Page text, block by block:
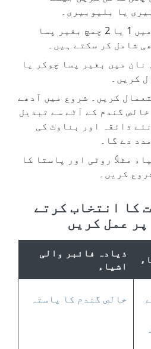
یا بلیوبیری۔
آپ اپنے ناشتے میں 1 یا 2 چمچ بغیر پسا
شامل کر سکتے ہیں۔
نان میں بغیر پسا چوکر یا
کریں۔
کریں۔ شروع میں آدھے
گندم کے آٹے سے تبدیل
ذائقہ اور بناوٹ کی
دے گا۔
مثلاً روٹی اور پاستا کا
کریں۔
کا انتخاب کرتے
عمل کریں
ذیادہ فائبر والی
اشیاء
خالص گندم کا پاستہ